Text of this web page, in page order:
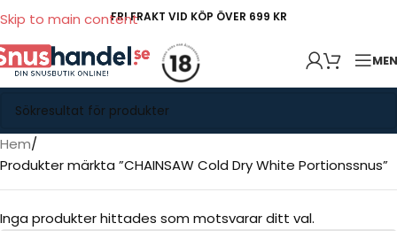
Skip to main contentFRI FRAKT VID KÖP ÖVER 699 KR
Hem
Produkter märkta ”CHAINSAW Cold Dry White Portionssnus”
Inga produkter hittades som motsvarar ditt val.